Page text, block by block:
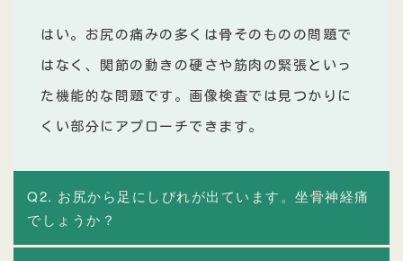
はい。お尻の痛みの多くは骨そのものの問題で
はなく、関節の動きの硬さや筋肉の緊張といっ
た機能的な問題です。画像検査では見つかりに
くい部分にアプローチできます。
Q2. お尻から足にしびれが出ています。坐骨神経痛
でしょうか？